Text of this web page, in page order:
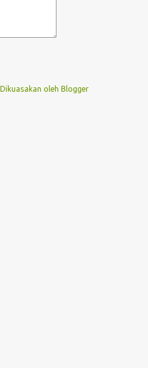
Dikuasakan oleh Blogger